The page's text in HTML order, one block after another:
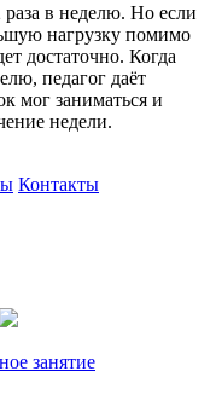
в неделю. Но если
нагрузку помимо
достаточно. Когда
педагог даёт
мог заниматься и
недели.
Контакты
занятие